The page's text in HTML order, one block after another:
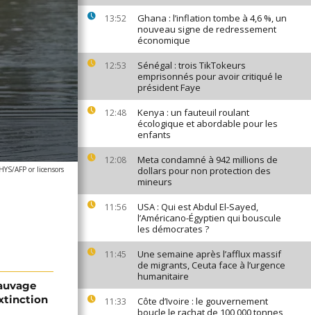
13:52
Ghana : l’inflation tombe à 4,6 %, un
nouveau signe de redressement
économique
12:53
Sénégal : trois TikTokeurs
emprisonnés pour avoir critiqué le
président Faye
12:48
Kenya : un fauteuil roulant
écologique et abordable pour les
enfants
12:08
Meta condamné à 942 millions de
dollars pour non protection des
mineurs
11:56
USA : Qui est Abdul El-Sayed,
l’Américano-Égyptien qui bouscule
les démocrates ?
11:45
Une semaine après l’afflux massif
de migrants, Ceuta face à l’urgence
humanitaire
11:33
Côte d’Ivoire : le gouvernement
boucle le rachat de 100 000 tonnes
AFP or licensors